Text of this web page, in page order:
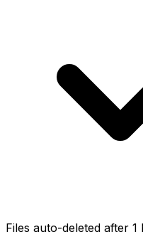
Files auto-deleted after 1